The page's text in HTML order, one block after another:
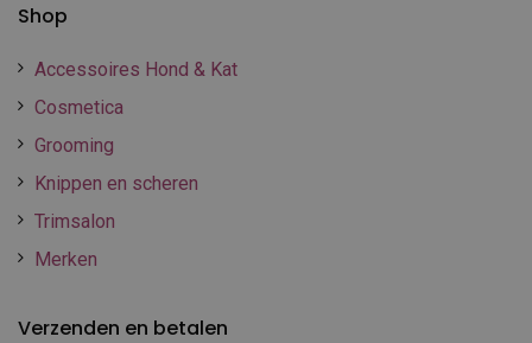
Shop
Accessoires Hond & Kat
Cosmetica
Grooming
Knippen en scheren
Trimsalon
Merken
Verzenden en betalen